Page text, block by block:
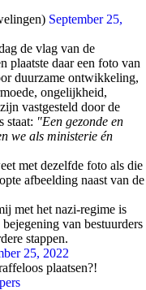
September 25,
de vlag van de
plaatste daar een foto van
duurzame ontwikkeling,
ongelijkheid,
vastgesteld door de
staat: "Een gezonde en
we als ministerie én
met dezelfde foto als die
afbeelding naast van de
met het nazi-regime is
van bestuurders
stappen.
25, 2022
plaatsen?!